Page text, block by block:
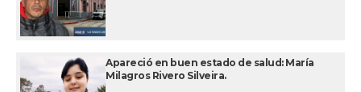
Apareció en buen estado de salud: María
Milagros Rivero Silveira.